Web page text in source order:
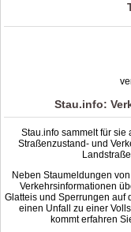
Stau.info:
Stau.info sammelt für sie
Straßenzustand- und
Neben Staumeldungen
Verkehrsinformationen
Glatteis und Sperrungen auf
einen Unfall zu einer
kommt erfahren